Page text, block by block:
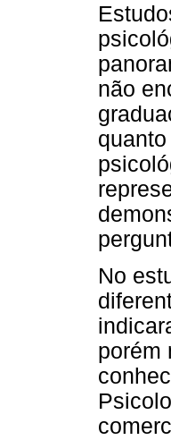
não
No
porém